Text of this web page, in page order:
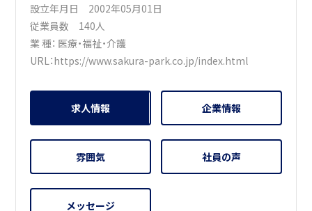
設立年月日 2002年05月01日
従業員数 140人
業 種： 医療・福祉・介護
URL：https://www.sakura-park.co.jp/index.html
求人情報 企業情報
雰囲気 社員の声
メッセージ